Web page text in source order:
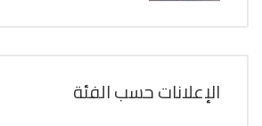
الإعلانات حسب الفئة